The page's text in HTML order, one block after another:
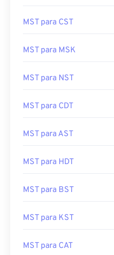
MST para CST
MST para MSK
MST para NST
MST para CDT
MST para AST
MST para HDT
MST para BST
MST para KST
MST para CAT